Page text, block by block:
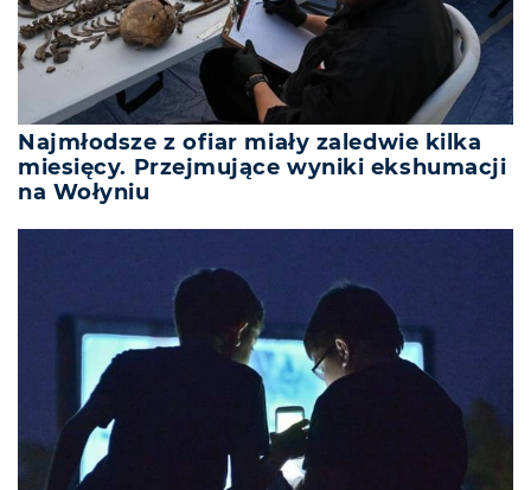
Najmłodsze z ofiar miały zaledwie kilka
miesięcy. Przejmujące wyniki ekshumacji
na Wołyniu